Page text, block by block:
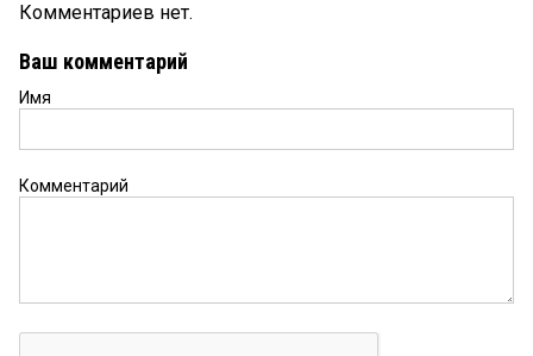
Комментариев нет.
Ваш комментарий
Имя
Комментарий